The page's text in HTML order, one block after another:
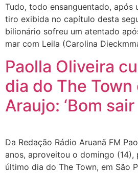
Tudo, todo ensanguentado, após
tiro exibida no capítulo desta
bilionário sofreu um atentado
mar com Leila (Carolina
Paolla Oliveira
dia do The Town
Araujo: ‘Bom
Da Redação Rádio Aruanã FM
anos, aproveitou o domingo (14),
último dia do The Town, em São